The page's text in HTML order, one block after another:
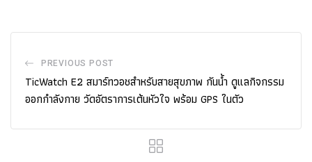
PREVIOUS POST
TicWatch E2 สมาร์ทวอชสำหรับสายสุขภาพ กันน้ำ ดูแลกิจกรรม
ออกกำลังกาย วัดอัตราการเต้นหัวใจ พร้อม GPS ในตัว